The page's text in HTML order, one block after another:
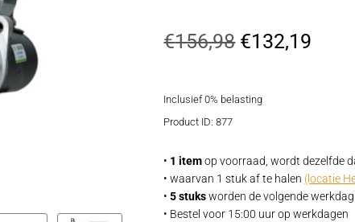
€156,98
was:
€132,19
Inclusief 0% belasting
Product ID: 877
• 1 itemop voorraad, wordt dezelfde
• waarvan 1 stuk af te halen (locatie
•5 stuksworden de volgende
• Bestel voor 15:00 uur op werkdagen